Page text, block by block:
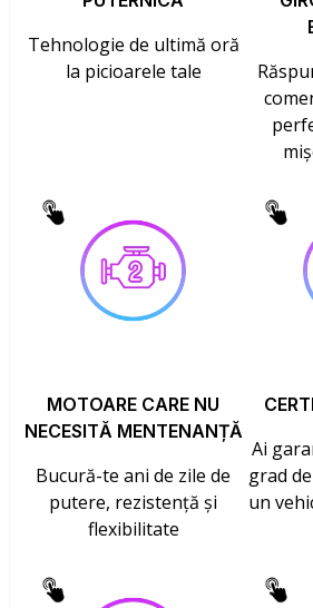
Tehnologie de ultimă oră
la picioarele tale
MOTOARE CARE NU
NECESITĂ MENTENANȚĂ
Bucură-te ani de zile de
putere, rezistență și
flexibilitate
Ai
grad
un